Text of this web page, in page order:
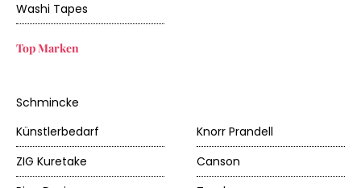
Washi Tapes
Top Marken
Schmincke
Künstlerbedarf
Knorr Prandell
ZIG Kuretake
Canson